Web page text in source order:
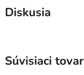
Diskusia
Súvisiaci tovar